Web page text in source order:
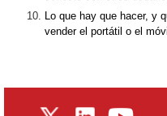
Lo que hay que hacer, y
vender el portátil o el